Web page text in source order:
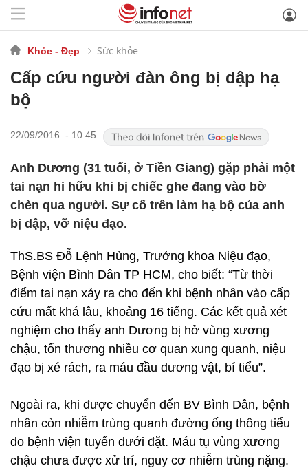
Khỏe - Đẹp Sức khỏe
Cấp cứu người đàn ông bị dập hạ
bộ
22/09/2016 - 10:45
Anh Dương (31 tuổi, ở Tiền Giang) gặp phải một
tai nạn hi hữu khi bị chiếc ghe đang vào bờ
chèn qua người. Sự cố trên làm hạ bộ của anh
bị dập, vỡ niệu đạo.
ThS.BS Đỗ Lệnh Hùng, Trưởng khoa Niệu đạo,
Bệnh viện Bình Dân TP HCM, cho biết: “Từ thời
điểm tai nạn xảy ra cho đến khi bệnh nhân vào cấp
cứu mất khá lâu, khoảng 16 tiếng. Các kết quả xét
nghiệm cho thấy anh Dương bị hở vùng xương
chậu, tổn thương nhiều cơ quan xung quanh, niệu
đạo bị xé rách, ra máu đầu dương vật, bí tiểu”.
Ngoài ra, khi được chuyển đến BV Bình Dân, bệnh
nhân còn nhiễm trùng quanh đường ống thông tiểu
do bệnh viện tuyến dưới đặt. Máu tụ vùng xương
chậu chưa được xử trí, nguy cơ nhiễm trùng nặng.